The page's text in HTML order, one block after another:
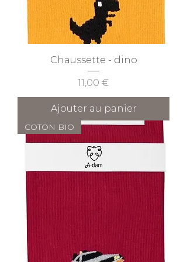
Chaussette - dino
Prix
11,00 €
Ajouter au panier
COTON BIO